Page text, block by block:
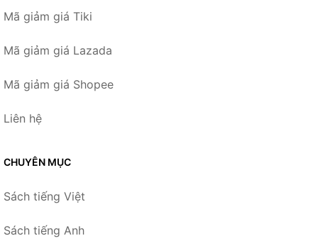
Mã giảm giá Tiki
Mã giảm giá Lazada
Mã giảm giá Shopee
Liên hệ
CHUYÊN MỤC
Sách tiếng Việt
Sách tiếng Anh